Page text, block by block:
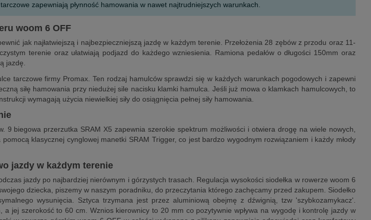
zapewniają płynność hamowania w nawet najtrudniejszych warunkach.
woom 6 OFF
jak najłatwiejszą i najbezpieczniejszą jazdę w każdym terenie. Przełożenia 28 zębów z przodu oraz 11-
terenie oraz ułatwiają podjazd do każdego wzniesienia. Ramiona pedałów o długości 150mm oraz
jazdę.
tarczowe firmy Promax. Ten rodzaj hamulców sprawdzi się w każdych warunkach pogodowych i zapewni
siłę hamowania przy niedużej sile nacisku klamki hamulca. Jeśli już mowa o klamkach hamulcowych, to
wymagają użycia niewielkiej siły do osiągnięcia pełnej siły hamowania.
biegowa przerzutka SRAM X5 zapewnia szerokie spektrum możliwości i otwiera drogę na wiele nowych,
klasycznej cynglowej manetki SRAM Trigger, co jest bardzo wygodnym rozwiązaniem i każdy młody
jazdy w każdym terenie
jazdy po najbardziej nierównym i górzystych trasach. Regulacja wysokości siodełka w rowerze woom 6
dziecka, piszemy w naszym poradniku, do przeczytania którego zachęcamy przed zakupem. Siodełko
wysunięcia. Sztyca trzymana jest przez aluminiową obejmę z dźwignią, tzw 'szybkozamykacz'.
jej szerokość to 60 cm. Wznios kierownicy to 20 mm co pozytywnie wpływa na wygodę i kontrolę jazdy w